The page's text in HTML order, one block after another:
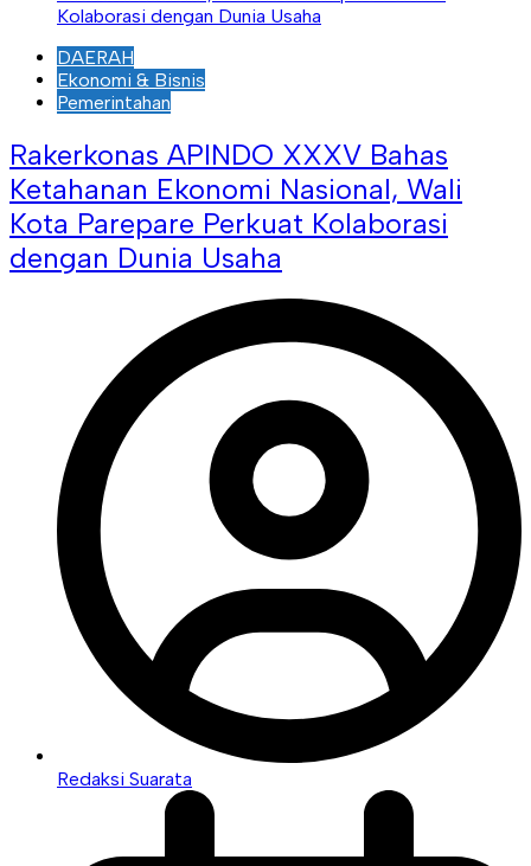
DAERAH
Ekonomi & Bisnis
Pemerintahan
Rakerkonas APINDO XXXV Bahas
Ketahanan Ekonomi Nasional, Wali
Kota Parepare Perkuat Kolaborasi
dengan Dunia Usaha
Redaksi Suarata